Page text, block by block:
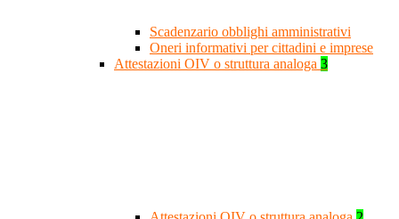
Scadenzario obblighi amministrativi
Oneri informativi per cittadini e imprese
Attestazioni OIV o struttura analoga 3